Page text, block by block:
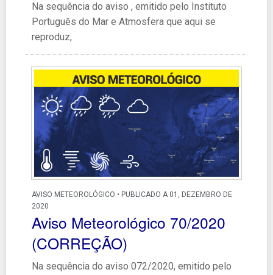
Na sequência do aviso , emitido pelo Instituto
Português do Mar e Atmosfera que aqui se
reproduz,
AVISO METEOROLÓGICO • PUBLICADO A 01, DEZEMBRO DE
2020
Aviso Meteorológico 70/2020
(CORREÇÃO)
Na sequência do aviso 072/2020, emitido pelo